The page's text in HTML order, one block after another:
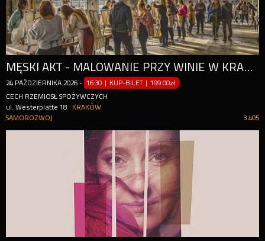
MĘSKI AKT - MALOWANIE PRZY WINIE W KRAKOWIE!
24 PAŹDZIERNIKA 2026 - 16:30 | KUP-BILET |199.00zł
CECH RZEMIOSŁ SPOŻYWCZYCH
ul. Westerplatte 18
KRAKÓW
3 405
SAMOROZWOJ